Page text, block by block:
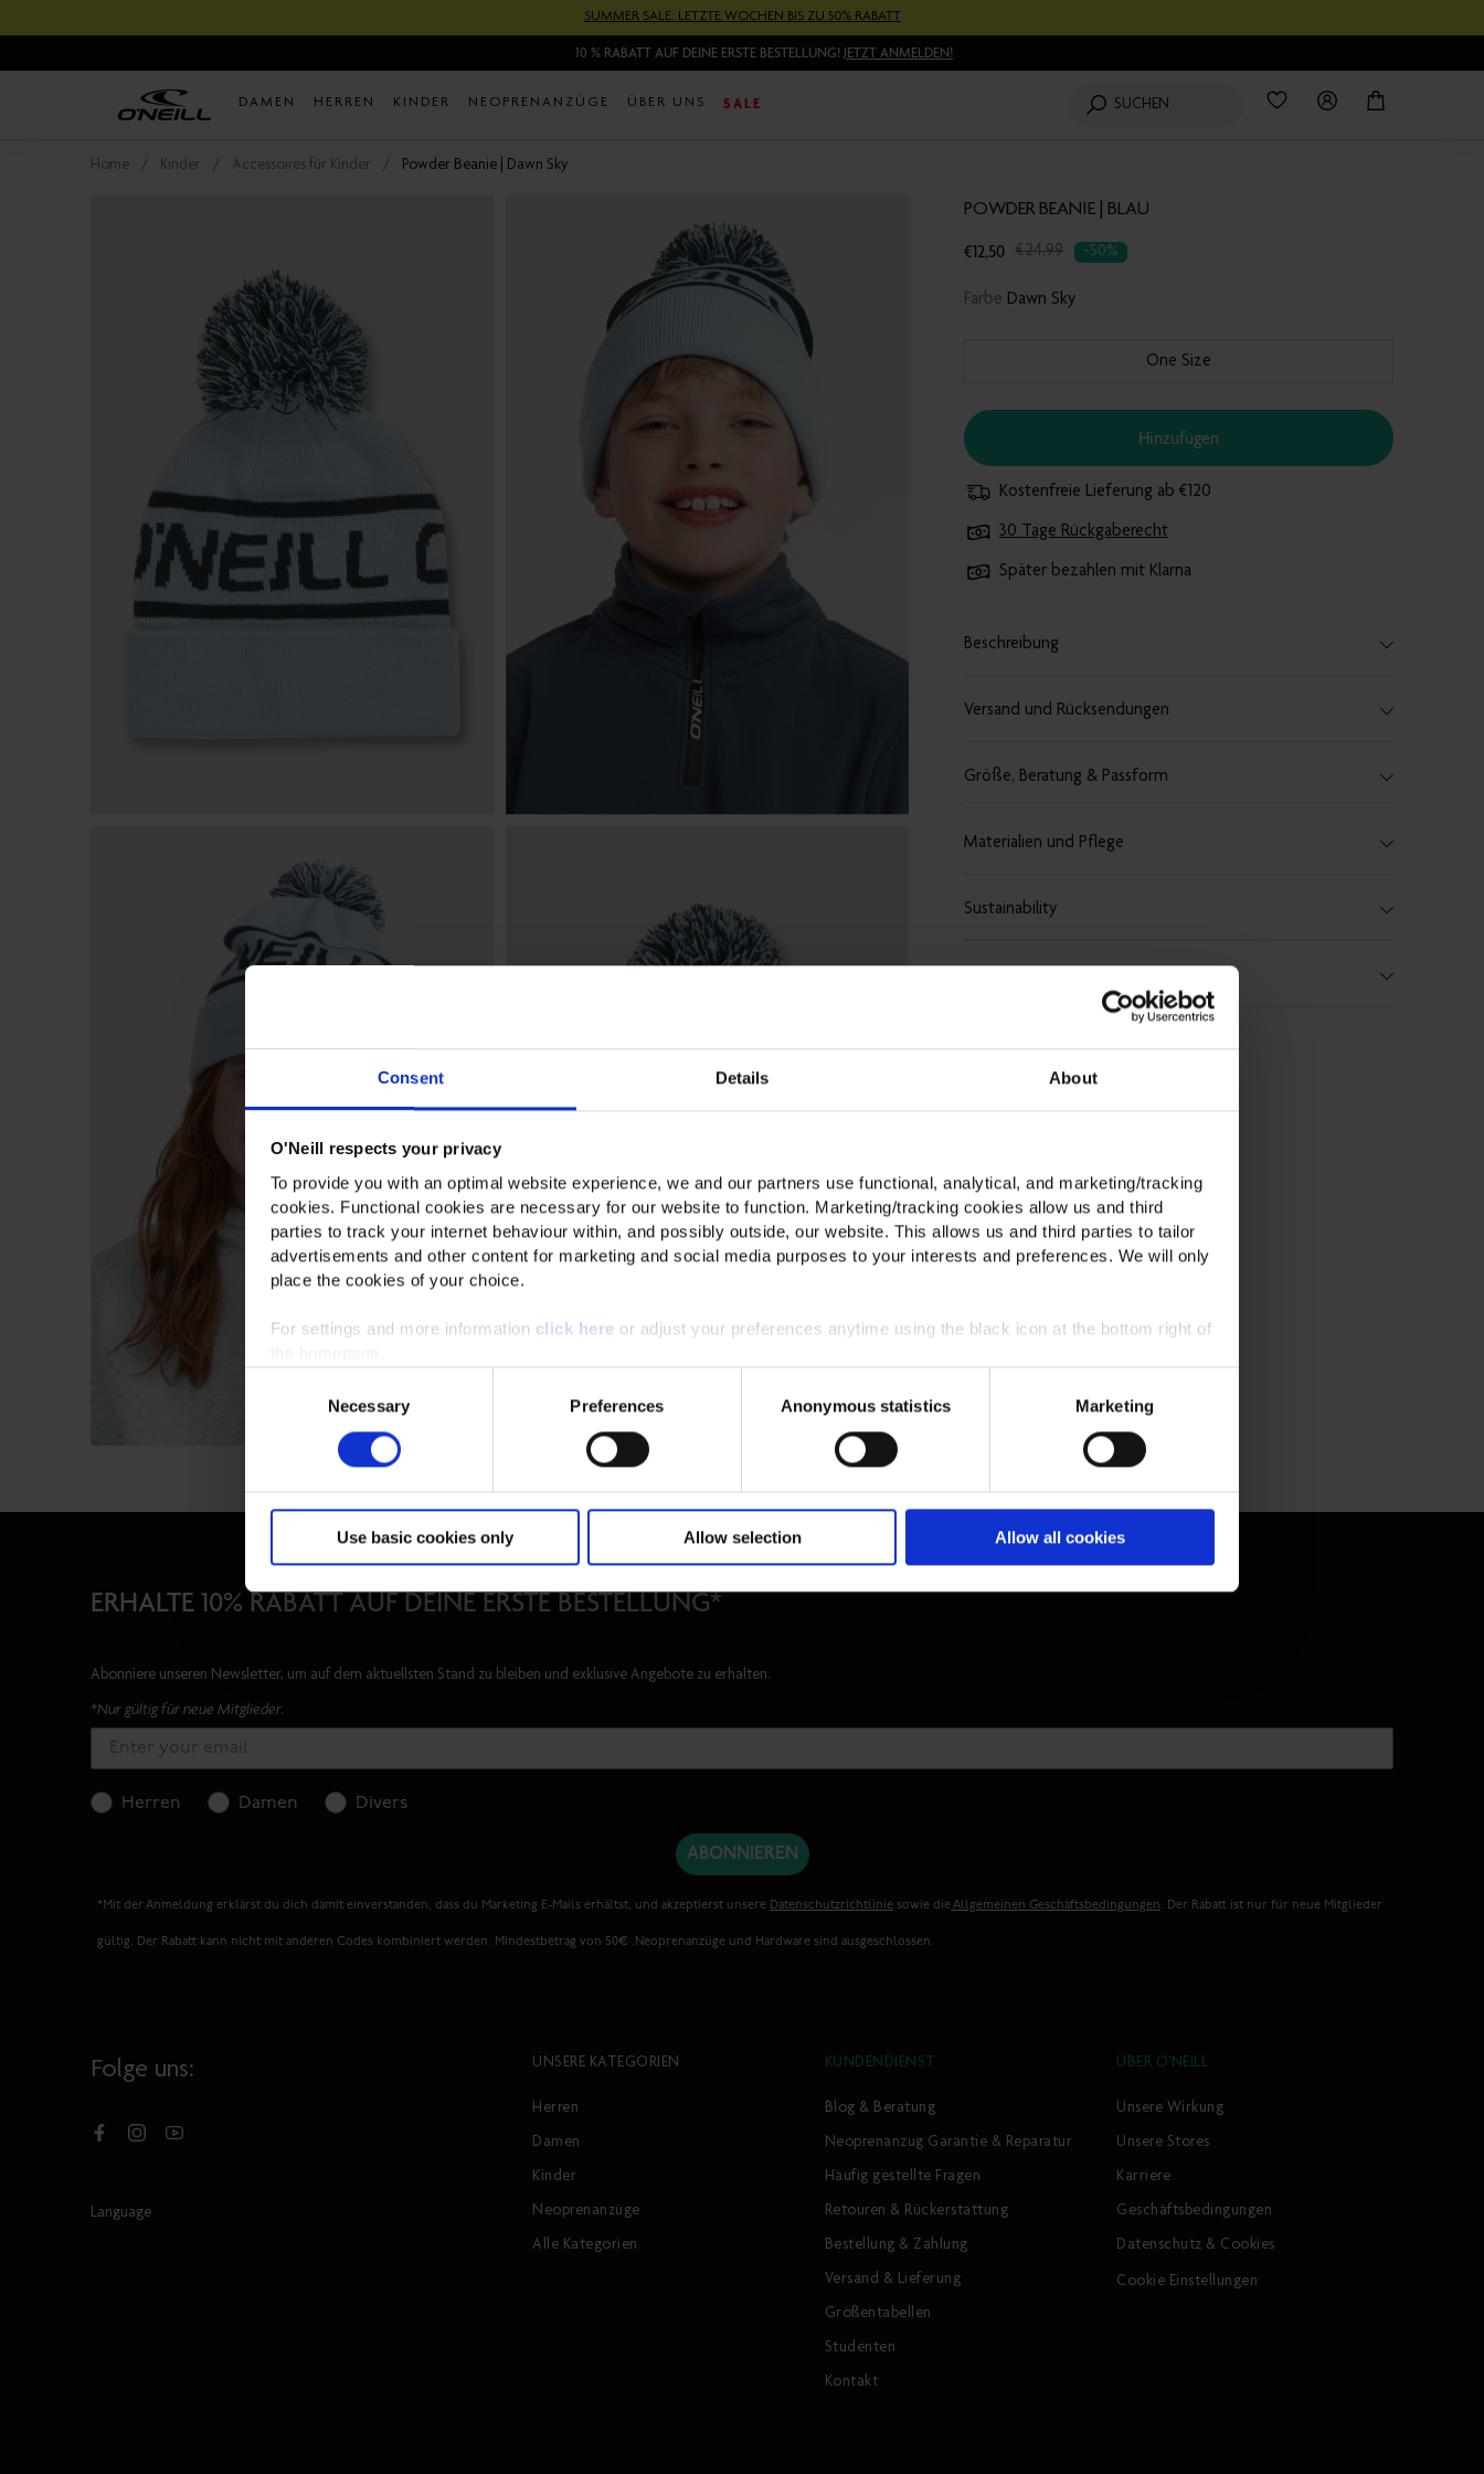
Consent Details About
O'Neill respects your privacy
To provide you with an optimal website experience, we and our partners use functional, analytical, and marketing/tracking
cookies. Functional cookies are necessary for our website to function. Marketing/tracking cookies allow us and third
parties to track your internet behaviour within, and possibly outside, our website. This allows us and third parties to tailor
advertisements and other content for marketing and social media purposes to your interests and preferences. We will only
place the cookies of your choice.
For settings and more information click here or adjust your preferences anytime using the black icon at the bottom right of
Necessary Preferences Anonymous statistics Marketing
Use basic cookies only Allow selection Allow all cookies
zum
Home Kinder Accessoires für Kinder Powder Beanie | Dawn Sky
SUMMER SALE: LETZTE WOCHEN BIS ZU 50% RABATT
10 % RABATT AUF DEINE ERSTE BESTELLUNG! JETZT ANMELDEN!
DAMEN HERREN KINDER NEOPRENANZÜGE ÜBER UNS SALE SUCHEN WishlistLogin
POWDER BEANIE | BLAU
€12,50
Translation
de.products.product.regular_price
€24,99 -50%
Farbe Dawn Sky
One Size
Hinzufügen
Kostenfreie Lieferung ab €120
30 Tage Rückgaberecht
Später bezahlen mit Klarna
Beschreibung
Versand und Rücksendungen
Größe, Beratung & Passform
Materialien und Pflege
Sustainability
ERHALTE 10% RABATT AUF DEINE ERSTE BESTELLUNG*
Abonniere unseren Newsletter, um auf dem aktuellsten Stand zu bleiben und exklusive Angebote zu erhalten.
*Nur gültig für neue Mitglieder.
Herren Damen Divers
ABONNIEREN
*Mit der Anmeldung erklärst du dich damit einverstanden, dass du Marketing E-Mails erhältst, und akzeptierst unsere Datenschutzrichtlinie sowie dieAllgemeinen Geschäftsbedingungen. Der Rabatt ist nur für neue Mitglieder
gültig. Der Rabatt kann nicht mit anderen Codes kombiniert werden. Mindestbetrag von 50€ .Neoprenanzüge und Hardware sind ausgeschlossen.
Folge uns:
Language
UNSERE KATEGORIEN
Herren
Damen
Kinder
Neoprenanzüge
Alle Kategorien
KUNDENDIENST
Blog & Beratung
Neoprenanzug Garantie & Reparatur
Häufig gestellte Fragen
Retouren & Rückerstattung
Bestellung & Zahlung
Versand & Lieferung
Größentabellen
Studenten
Kontakt
ÜBER O'NEILL
Unsere Wirkung
Unsere Stores
Karriere
Geschäftsbedingungen
Datenschutz & Cookies
Cookie Einstellungen
ERHALTE 10% RABATT AUF DEINE
Melde dich jetzt an, um die besten Angebote und die neuesten Updates zu
erhalten.
Für wen kaufst du ein?
Anmelden
*Mit der Anmeldung erklärst du dich damit einverstanden, dass du
Allgemeinen Geschäftsbedingungen . Der Rabatt ist nur für neue
werden. Neoprenanzüge und Hardware sind ausgeschlossen.
Nein, danke